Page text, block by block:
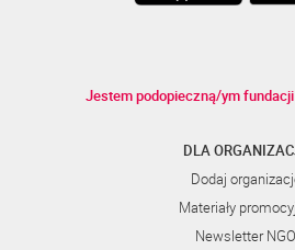
Jestem podopieczną/ym
DLA
Dodaj
Materiały
Newsletter NGO